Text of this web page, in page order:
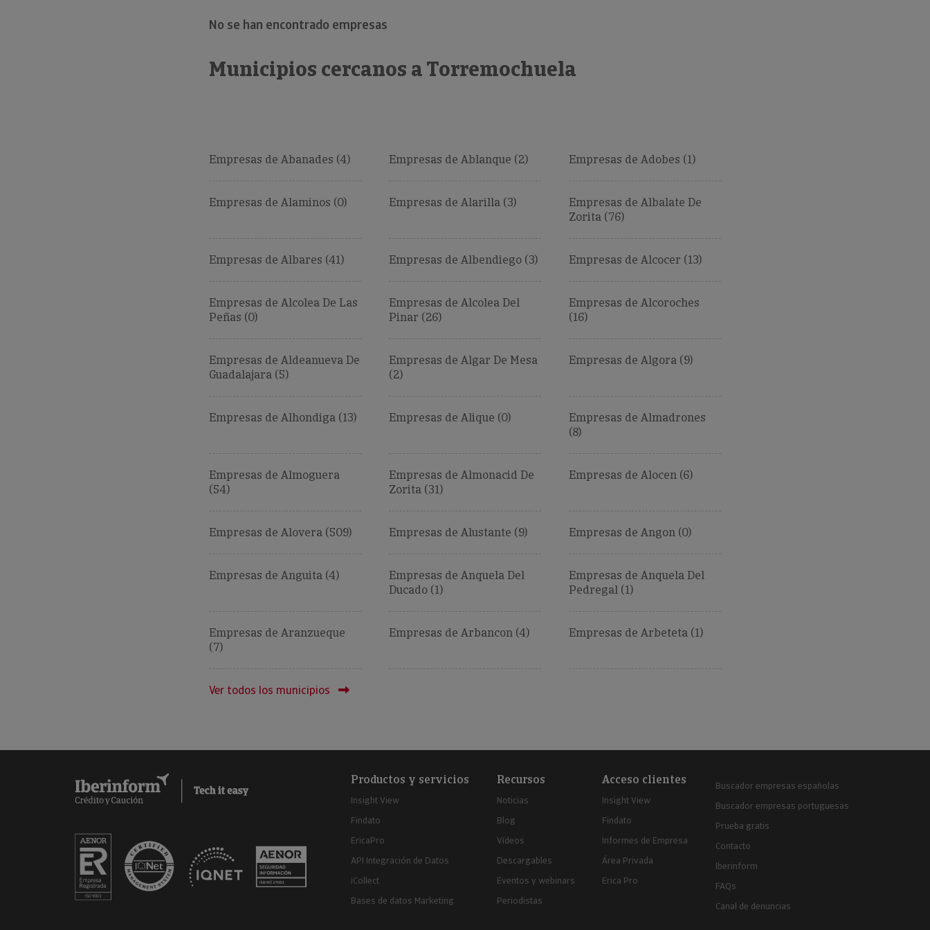
No se han encontrado empresas
Municipios cercanos a Torremochuela
Empresas de Abanades (4) Empresas de Ablanque (2) Empresas de Adobes (1)
Empresas de Alaminos (0) Empresas de Alarilla (3)
Empresas de Albalate De
Zorita (76)
Empresas de Albares (41) Empresas de Albendiego (3) Empresas de Alcocer (13)
Empresas de Alcolea De Las
Peñas (0)
Empresas de Alcolea Del
Pinar (26)
Empresas de Alcoroches
(16)
Empresas de Aldeanueva De
Guadalajara (5)
Empresas de Algar De Mesa
(2)
Empresas de Algora (9)
Empresas de Alhondiga (13) Empresas de Alique (0)
Empresas de Almadrones
(8)
Empresas de Almoguera
(54)
Empresas de Almonacid De
Zorita (31)
Empresas de Alocen (6)
Empresas de Alovera (509) Empresas de Alustante (9) Empresas de Angon (0)
Empresas de Anguita (4)
Empresas de Anquela Del
Ducado (1)
Empresas de Anquela Del
Pedregal (1)
Empresas de Aranzueque
(7)
Empresas de Arbancon (4) Empresas de Arbeteta (1)
Ver todos los municipios
Productos y servicios
Insight View
Findato
EricaPro
API Integración de Datos
iCollect
Bases de datos Marketing
Recursos
Noticias
Blog
Vídeos
Descargables
Eventos y webinars
Periodistas
Acceso clientes
Insight View
Findato
Informes de Empresa
Área Privada
Erica Pro
Buscador empresas españolas
Buscador empresas portuguesas
Prueba gratis
Contacto
Iberinform
FAQs
Canal de denuncias